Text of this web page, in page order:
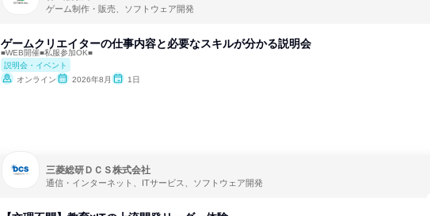
ゲーム制作・販売、ソフトウェア開発
ゲームクリエイターの仕事内容と必要なスキルが分かる説明会
■WEB開催■私服参加OK■
説明会・イベント
オンライン
2026年8月 1日
三菱総研ＤＣＳ株式会社
通信・インターネット、ITサービス、ソフトウェア開発